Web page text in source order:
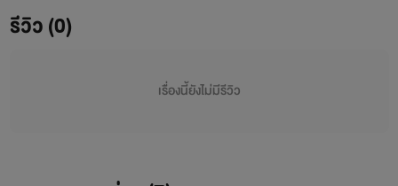
สุดท้ายเขาก็เลือกที่จะเดินออกมาจากชีวิตของเสี่ยสิงห์พร้อมกับ
ลูกในท้อง ตั้งใจว่าต่อให้ตายก็ไม่มีวันกลับไปเจอหน้าคนใจร้าย
รีวิว (0)
เรื่องนี้ยังไม่มีรีวิว